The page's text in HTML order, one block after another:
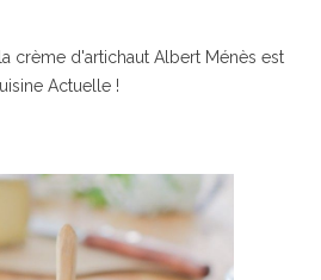
crème d'artichaut Albert Ménès est
Actuelle !